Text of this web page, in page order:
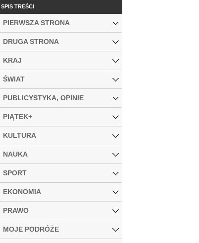
SPIS TREŚCI
PIERWSZA STRONA
DRUGA STRONA
KRAJ
ŚWIAT
PUBLICYSTYKA, OPINIE
PIĄTEK+
KULTURA
NAUKA
SPORT
EKONOMIA
PRAWO
MOJE PODRÓŻE